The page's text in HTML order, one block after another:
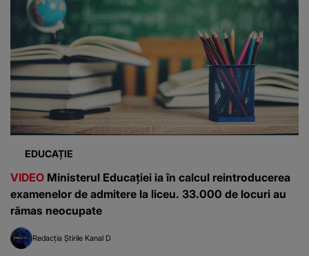
EDUCAȚIE
VIDEO Ministerul Educației ia în calcul reintroducerea
examenelor de admitere la liceu. 33.000 de locuri au
rămas neocupate
Redacția Știrile Kanal D